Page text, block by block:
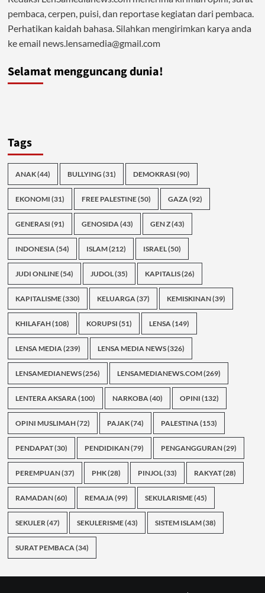
pembaca, cerpen, puisi, dan reportase kegiatan dari pembaca.
Perhatikan kaidah bahasa. Silahkan mengirimkan karya anda
ke email news.lensamedia@gmail.com
Selamat mengguncang dunia!
Tags
ANAK(44) BULLYING (31) DEMOKRASI (90)
EKONOMI (31) FREE PALESTINE(50) GAZA(92)
GENERASI (91) GENOSIDA(43) GEN Z(43)
INDONESIA(54) ISLAM(212) ISRAEL(50)
JUDI ONLINE(54) JUDOL(35) KAPITALIS(26)
KAPITALISME(330) KELUARGA(37) KEMISKINAN(39)
KHILAFAH(108) KORUPSI (51) LENSA(149)
LENSA MEDIA(239) LENSA MEDIA NEWS(326)
LENSAMEDIANEWS(256) LENSAMEDIANEWS.COM(269)
LENTERA AKSARA(100) NARKOBA(40) OPINI (132)
OPINI MUSLIMAH(72) PAJAK(74) PALESTINA(153)
PENDAPAT(30) PENDIDIKAN(79) PENGANGGURAN(29)
PEREMPUAN(37) PHK(28) PINJOL(33) RAKYAT(28)
RAMADAN(60) REMAJA(99) SEKULARISME(45)
SEKULER(47) SEKULERISME(43) SISTEM ISLAM(38)
SURAT PEMBACA(34)